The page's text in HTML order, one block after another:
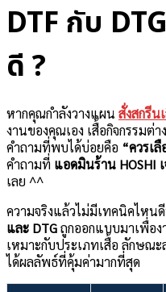
DTF กับ
ดี ?
หากคุณกำลังวางแผน สั่งสกรีน
งานของคุณเอง เสื้อกิจกรรมต่
คำถามที่พบได้บ่อยคือ “ควรเ
คำถามที่ แอดมินร้าน HOSHI
เลย ^^
ความจริงแล้วไม่มีเทคนิคไหน
และ DTGถูกออกแบบมาเพื่อง
เหมาะกับประเภทเสื้อ ลักษณ
ได้ผลลัพธ์ที่คุ้มค่ามากที่สุด